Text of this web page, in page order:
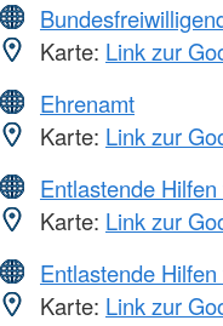
Karte: Link zur
Ehrenamt
Karte: Link zur
Entlastende
Karte: Link zur
Entlastende
Karte: Link zur